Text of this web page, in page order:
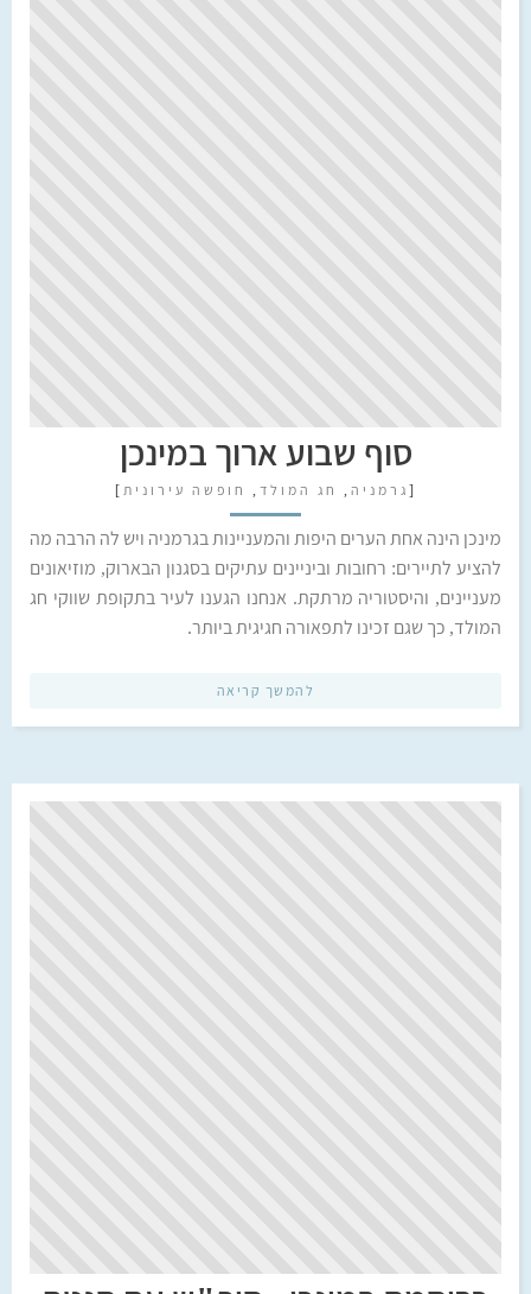
סוף שבוע ארוך במינכן
[ גרמניה , חג המולד , חופשה עירונית ]
מינכן הינה אחת הערים היפות והמעניינות בגרמניה ויש לה הרבה מה
להציע לתיירים: רחובות וביניינים עתיקים בסגנון הבארוק, מוזיאונים
מעניינים, והיסטוריה מרתקת. אנחנו הגענו לעיר בתקופת שווקי חג
המולד, כך שגם זכינו לתפאורה חגיגית ביותר.
להמשך קריאה